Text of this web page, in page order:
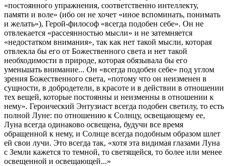
«постоянного упражнения, соответственно интеллекту,
памяти и воле» (ибо он не хочет «иное вспоминать, понимать
и желать»), Герой-философ «всегда подобен себе». Он не
отвлекается «рассеянностью мысли» и не затемняется
«недостатком внимания», так как нет такой мысли, которая
отвлекла бы его от Божественного света и нет такой
необходимости в природе, которая обязывала бы его
уменьшать внимание... Он «всегда подобен себе» под углом
зрения Божественного света, «потому что он неизменен в
сущности, в добродетели, в красоте и в действии в отношении
тех вещей, которые постоянны и неизменны в отношении к
нему». Героический Энтузиаст всегда подобен светилу, то есть
полной Луне: по отношению к Солнцу, освещающему ее,
Луна всегда одинаково освещена, будучи все время
обращенной к нему, и Солнце всегда подобным образом шлет
ей свои лучи. Это всегда так, «хотя эта видимая глазами Луна
с Земли кажется то темной, то светящейся, то более или менее
освещенной и освещающей...»